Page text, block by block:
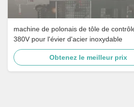
machine de polonais de tôle de
380V pour l'évier d'acier inoxydable
Obtenez le meilleur prix